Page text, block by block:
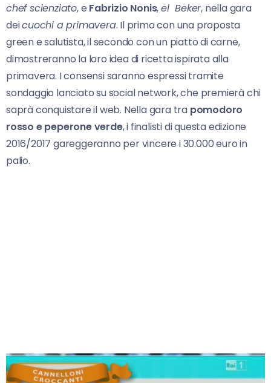
chef scienziato, e Fabrizio Nonis,el Beker, nella gara
deicuochi a primavera. Il primo con una proposta
green e salutista, il secondo con un piatto di carne,
dimostreranno la loro idea di ricetta ispirata alla
primavera. I consensi saranno espressi tramite
sondaggio lanciato su social network, che premierà chi
saprà conquistare il web. Nella gara tra pomodoro
rosso e peperone verde, i finalisti di questa edizione
2016/2017 gareggeranno per vincere i 30.000 euro in
palio.